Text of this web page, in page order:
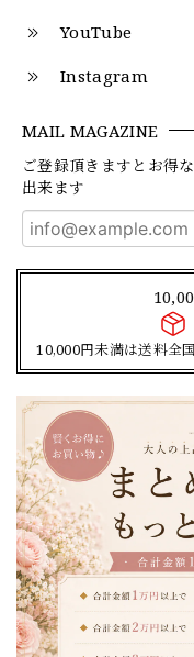
YouTube
Instagram
MAIL MAGAZINE
ご登録頂きますとお得
出来ます
10,000円未満は送料全